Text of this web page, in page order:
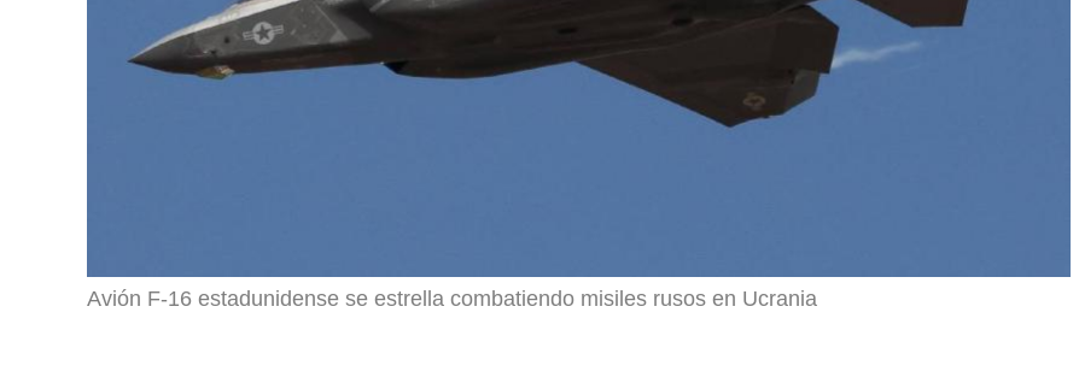
Avión F-16 estadunidense se estrella combatiendo misiles rusos en Ucrania